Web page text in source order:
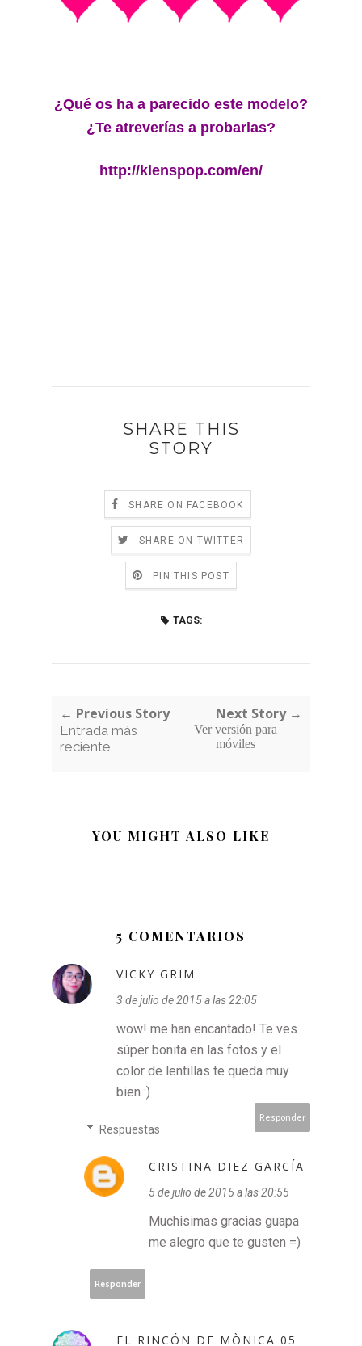
¿Qué os ha a parecido este modelo?
¿Te atreverías a probarlas?
http://klenspop.com/en/
SHARE THIS
STORY
SHARE ON FACEBOOK
SHARE ON TWITTER
PIN THIS POST
TAGS:
← Previous Story
Entrada más
reciente
Next Story →
Ver versión para
móviles
YOU MIGHT ALSO LIKE
5 COMENTARIOS
VICKY GRIM
3 de julio de 2015 a las 22:05
wow! me han encantado! Te ves
súper bonita en las fotos y el
color de lentillas te queda muy
bien :)
Responder
Respuestas
CRISTINA DIEZ GARCÍA
5 de julio de 2015 a las 20:55
Muchisimas gracias guapa
me alegro que te gusten =)
Responder
EL RINCÓN DE MÒNICA 05